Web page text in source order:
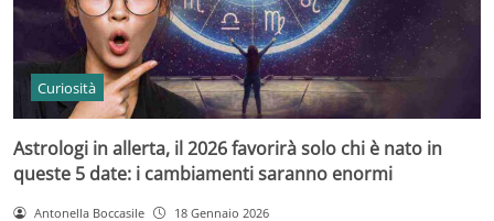
Curiosità
Astrologi in allerta, il 2026 favorirà solo chi è nato in
queste 5 date: i cambiamenti saranno enormi
Antonella Boccasile 18 Gennaio 2026